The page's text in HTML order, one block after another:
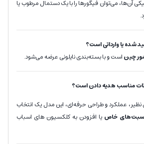
آن‌ها، می‌توان فیگورها را با یک دستمال مرطوب یا
چیناست و با بسته‌بندی نایلونی عرضه می‌شود.
مناسب هدیه دادن است؟
نظیر، عملکرد و طراحی حرفه‌ای، این مدل یک انتخاب
خاص یا افزودن به کلکسیون های اسباب